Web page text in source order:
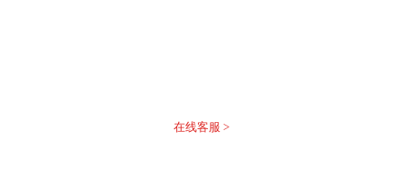
在线客服 >